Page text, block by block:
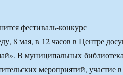
фестиваль-конкурс
8 мая, в 12 часов в Центре
В муниципальных
мероприятий, участие в